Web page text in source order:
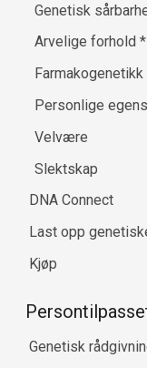
Genetisk
Arvelige forhold*
Farmakogenetikk
Personlige
Velvære
Slektskap
DNA Connect
Last opp
Kjøp
Genetisk